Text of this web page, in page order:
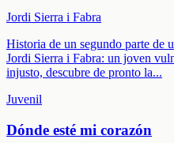
Jordi Sierra i Fabra
Historia de un segundo parte de
Jordi Sierra i Fabra: un joven
injusto, descubre de pronto la...
Juvenil
Dónde esté mi corazón